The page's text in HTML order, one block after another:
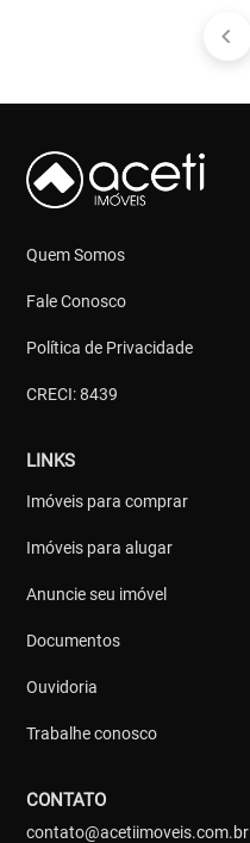
Quem Somos
Fale Conosco
Política de Privacidade
CRECI: 8439
LINKS
Imóveis para comprar
Imóveis para alugar
Anuncie seu imóvel
Documentos
Ouvidoria
Trabalhe conosco
CONTATO
contato@acetiimoveis.com.br